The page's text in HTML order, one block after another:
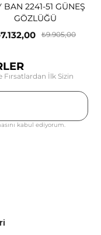
BAN 2241-51 GÜNEŞ
GÖZLÜĞÜ
₺9.905,00
İlk Sizin
kabul ediyorum.